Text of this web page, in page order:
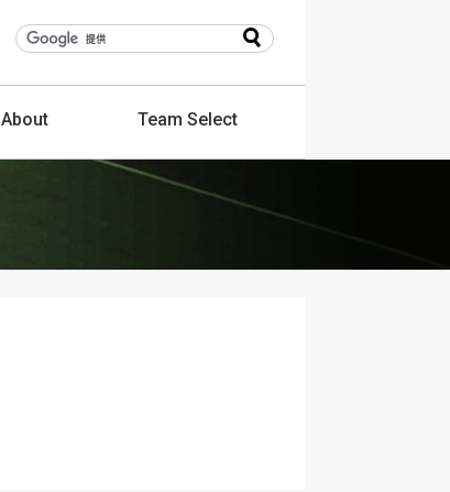
About TeamSelect